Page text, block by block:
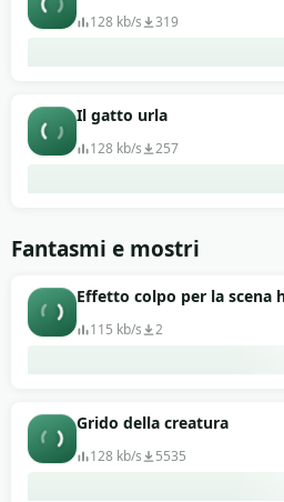
128 kb/s 319
Il gatto urla
128 kb/s 257
Fantasmi e mostri
Effetto colpo per la
115 kb/s 2
Grido della creatura
128 kb/s 5535